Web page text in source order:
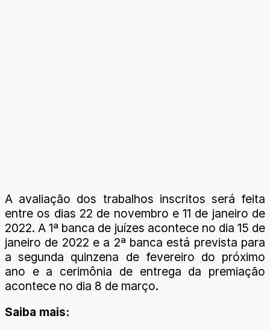
A avaliação dos trabalhos inscritos será feita
entre os dias 22 de novembro e 11 de janeiro de
2022. A 1ª banca de juízes acontece no dia 15 de
janeiro de 2022 e a 2ª banca está prevista para
a segunda quinzena de fevereiro do próximo
ano e a cerimônia de entrega da premiação
acontece no dia 8 de março.
Saiba mais: